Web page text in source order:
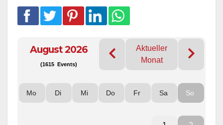
August 2026
(1615 Events)
Aktueller
Monat
Mo Di Mi Do Fr Sa So